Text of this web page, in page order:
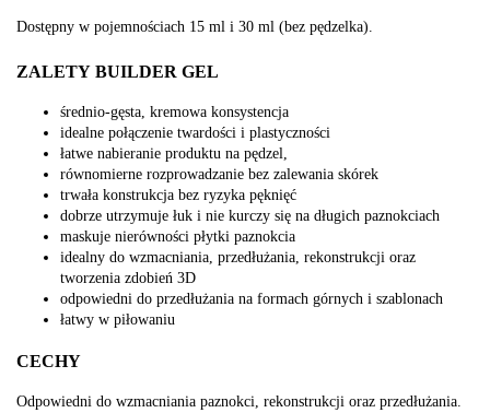
Dostępny w pojemnościach 15 ml i 30 ml (bez pędzelka).
ZALETY BUILDER GEL
średnio-gęsta, kremowa konsystencja
idealne połączenie twardości i plastyczności
łatwe nabieranie produktu na pędzel,
równomierne rozprowadzanie bez zalewania skórek
trwała konstrukcja bez ryzyka pęknięć
dobrze utrzymuje łuk i nie kurczy się na długich paznokciach
maskuje nierówności płytki paznokcia
idealny do wzmacniania, przedłużania, rekonstrukcji oraz
tworzenia zdobień 3D
odpowiedni do przedłużania na formach górnych i szablonach
łatwy w piłowaniu
CECHY
Odpowiedni do wzmacniania paznokci, rekonstrukcji oraz przedłużania.